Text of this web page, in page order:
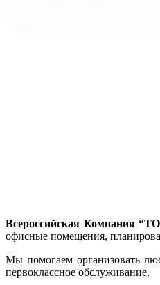
Всероссийская Компания
офисные помещения,
Мы помогаем организовать
первоклассное обслуживание.